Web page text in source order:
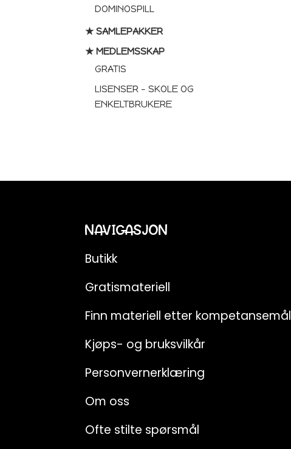
DOMINOSPILL
★ SAMLEPAKKER
★ MEDLEMSSKAP
GRATIS
LISENSER – SKOLE OG
ENKELTBRUKERE
NAVIGASJON
Butikk
Gratismateriell
Finn materiell etter kompetansemål
Kjøps- og bruksvilkår
Personvernerklæring
Om oss
Ofte stilte spørsmål